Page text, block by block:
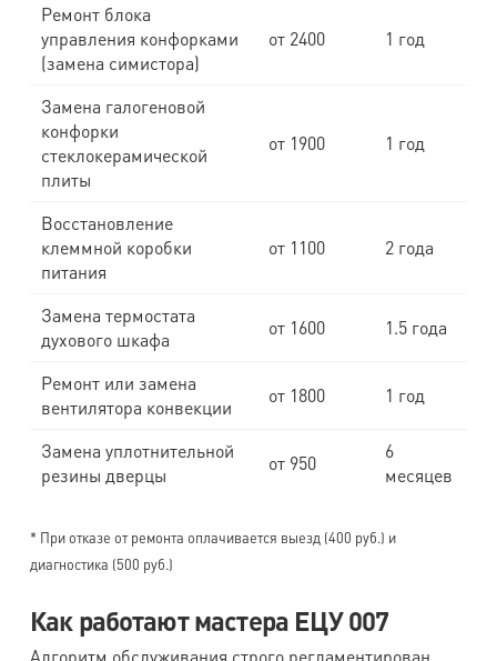
Ремонт блока
управления конфорками
(замена симистора)
от 2400 1 год
Замена галогеновой
конфорки
стеклокерамической
плиты
от 1900 1 год
Восстановление
клеммной коробки
питания
от 1100 2 года
Замена термостата
духового шкафа
от 1600 1.5 года
Ремонт или замена
вентилятора конвекции
от 1800 1 год
Замена уплотнительной
резины дверцы
от 950
6
месяцев
* При отказе от ремонта оплачивается выезд (400 руб.) и
диагностика (500 руб.)
Как работают мастера ЕЦУ 007
Алгоритм обслуживания строго регламентирован